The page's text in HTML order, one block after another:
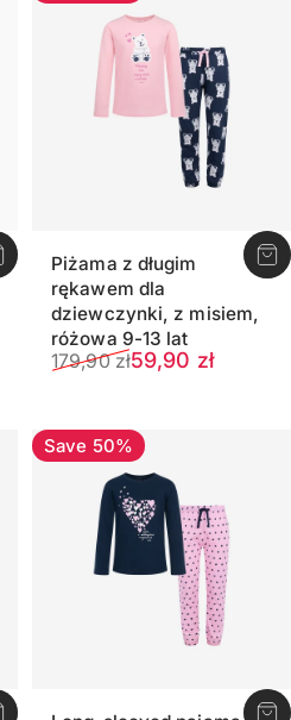
Piżama z długim
rękawem dla
dziewczynki, z misiem,
różowa 9-13 lat
Sale price59,90 zł
Regular price
179,90 zł
Save 50%